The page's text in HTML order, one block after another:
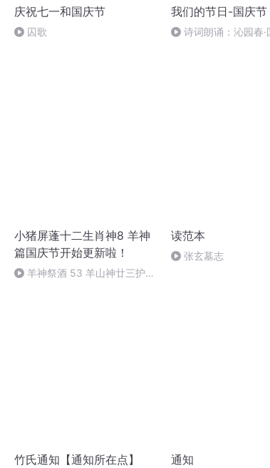
庆祝七一和国庆节
囚歌
我们的节日-国庆节
诗词朗诵：沁园春·
小猪屏蓬十二生肖神8 羊神
篇国庆节开始更新啦！
羊神祭酒 53 羊山神廿三护祭
读范本
张玄墓志
竹氏通知【通知所在点】 通知